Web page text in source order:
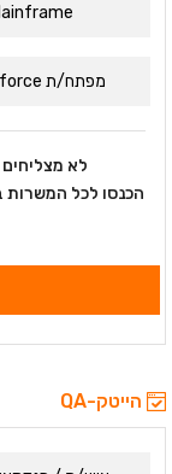
מפתח/ת Salesforce
לא
הכנסו לכל
הייטק-QA